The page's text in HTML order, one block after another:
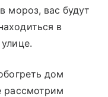
мороз, вас будут
в
дом
рассмотрим